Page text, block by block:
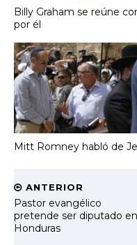
Billy Graham se reúne
por él
Mitt Romney habló de
ANTERIOR
Pastor evangélico
pretende ser diputado en
Honduras